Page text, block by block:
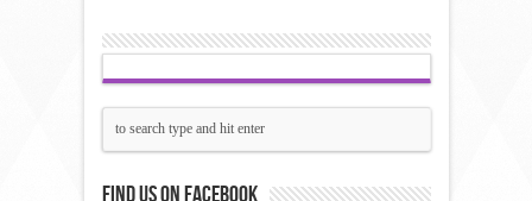
Find us on Facebook